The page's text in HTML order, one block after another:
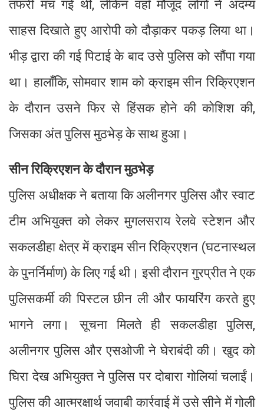
तफरी मच गई थी, लेकिन वहाँ मौजूद लोगों ने अदम्य
साहस दिखाते हुए आरोपी को दौड़ाकर पकड़ लिया था।
भीड़ द्वारा की गई पिटाई के बाद उसे पुलिस को सौंपा गया
था। हालाँकि, सोमवार शाम को क्राइम सीन रिक्रिएशन
के दौरान उसने फिर से हिंसक होने की कोशिश की,
जिसका अंत पुलिस मुठभेड़ के साथ हुआ।
सीन रिक्रिएशन के दौरान मुठभेड़
पुलिस अधीक्षक ने बताया कि अलीनगर पुलिस और स्वाट
टीम अभियुक्त को लेकर मुगलसराय रेलवे स्टेशन और
सकलडीहा क्षेत्र में क्राइम सीन रिक्रिएशन (घटनास्थल
के पुनर्निर्माण) के लिए गई थी। इसी दौरान गुरप्रीत ने एक
पुलिसकर्मी की पिस्टल छीन ली और फायरिंग करते हुए
भागने लगा। सूचना मिलते ही सकलडीहा पुलिस,
अलीनगर पुलिस और एसओजी ने घेराबंदी की। खुद को
घिरा देख अभियुक्त ने पुलिस पर दोबारा गोलियां चलाईं।
पुलिस की आत्मरक्षार्थ जवाबी कार्रवाई में उसे सीने में गोली